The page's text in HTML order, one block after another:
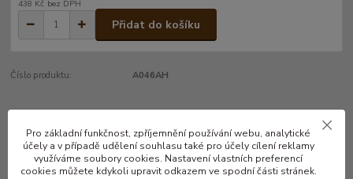
438 Kč bez DPH
Přidat do košíku
Číslo produktu: A046AH
Kompletní specifikace
Aport 650 g
Pro základní funkčnost, zpříjemnění používání webu, analytické
účely a v případě udělení souhlasu také pro účely cílení reklamy
využíváme soubory cookies. Nastavení vlastních preferencí
cookies můžete kdykoli upravit odkazem ve spodní části stránek.